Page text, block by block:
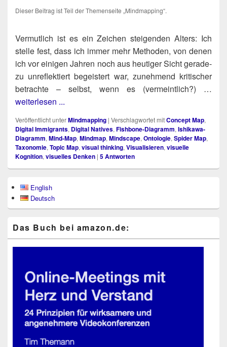
Die­ser Bei­trag ist Teil der The­men­sei­te „Mind­map­ping“.
Ver­mut­lich ist es ein Zei­chen stei­gen­den Alters: Ich
stel­le fest, dass ich immer mehr Metho­den, von denen
ich vor eini­gen Jah­ren noch aus heu­ti­ger Sicht gera­de­
zu unre­flek­tiert begeis­tert war, zuneh­mend kri­ti­scher
betrach­te – selbst, wenn es (ver­meint­lich?) …
weiterlesen ...
Veröffentlicht unterMindmapping | Verschlagwortet mitConcept Map,
Digital Immigrants, Digital Natives, Fishbone-Diagramm, Ishikawa-
Diagramm, Mind-Map, Mindmap, Mindscape, Ontologie, Spider Map,
Taxonomie, Topic Map, visual thinking, Visualisieren, visuelle
Kognition, visuelles Denken | 5Antworten
Seitenleisten-
Widgetbereich
English
Deutsch
Das Buch bei ama​zon​.de: